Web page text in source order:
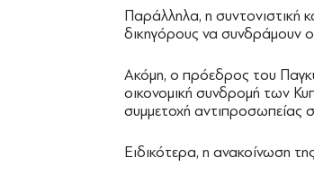
Παράλληλα, η συντονιστική
δικηγόρους να συνδράμουν
Ακόμη, ο πρόεδρος του
οικονομική συνδρομή των
συμμετοχή αντιπροσωπείας
Ειδικότερα, η ανακοίνωση